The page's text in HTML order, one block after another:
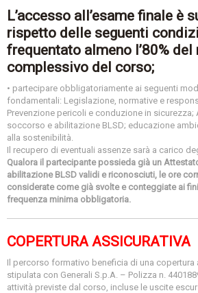
L’accesso all’esame finale è
rispetto delle seguenti
frequentato almeno l’80% del
complessivo del corso;
• partecipare obbligatoriamente ai seguenti
fondamentali: Legislazione, normative e
Prevenzione pericoli e conduzione in
soccorso e abilitazione BLSD; educazione
alla sostenibilità.
Il recupero di eventuali assenze sarà a carico
Qualora il partecipante possieda già un
abilitazione BLSD validi e riconosciuti, le ore
considerate come già svolte e conteggiate ai
frequenza minima obbligatoria.
COPERTURA ASSICURATIVA
Il percorso formativo beneficia di una copertura
stipulata con Generali S.p.A. – Polizza n.
attività previste dal corso, incluse le uscite